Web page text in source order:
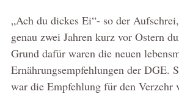
„Ach du dickes Ei“- so der
genau zwei Jahren kurz vor Ostern
Grund dafür waren die neuen
Ernährungsempfehlungen der DGE.
war die Empfehlung für den Verzehr